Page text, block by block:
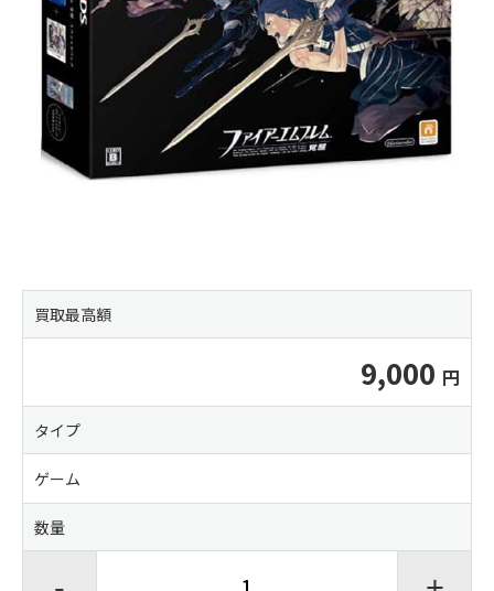
買取最高額
9,000
タイプ
ゲーム
数量